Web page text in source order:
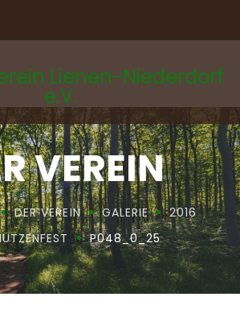
Lienen-Niederdorf
e.V.
VEREIN
DER VEREIN GALERIE
2016
P048_0_25